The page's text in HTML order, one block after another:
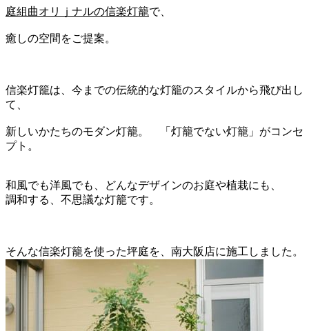
庭組曲オリｊナルの信楽灯籠で、
癒しの空間をご提案。
信楽灯籠は、今までの伝統的な灯籠のスタイルから飛び出し
て、
新しいかたちのモダン灯籠。 「灯籠でない灯籠」がコンセ
プト。
和風でも洋風でも、どんなデザインのお庭や植栽にも、
調和する、不思議な灯籠です。
そんな信楽灯籠を使った坪庭を、南大阪店に施工しました。